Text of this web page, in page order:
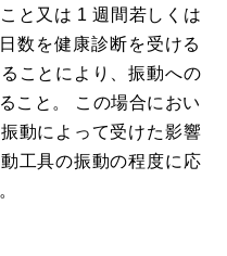
と又は 1 週間若しくは
数を健康診断を受ける
ことにより、振動への
こと。 この場合におい
動によって受けた影響
工具の振動の程度に応